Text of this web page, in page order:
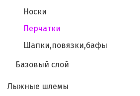
Носки
Перчатки
Шапки,повязки,бафы
Базовый слой
Лыжные шлемы